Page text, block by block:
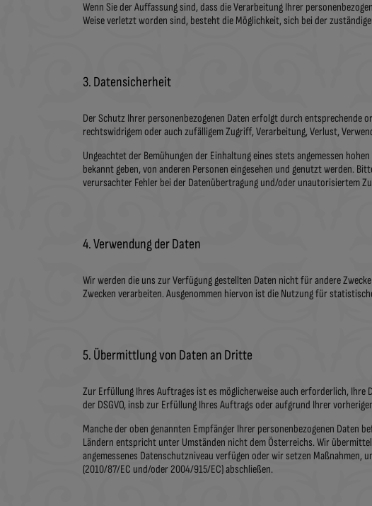
Wenn Sie der Auffassung sind, dass die Verarbeitung Ihrer
Weise verletzt worden sind, besteht die Möglichkeit, sich bei der
3. Datensicherheit
Der Schutz Ihrer personenbezogenen Daten erfolgt durch entsprechende
rechtswidrigem oder auch zufälligem Zugriff, Verarbeitung, Verlust,
Ungeachtet der Bemühungen der Einhaltung eines stets angemessen
bekannt geben, von anderen Personen eingesehen und genutzt werden.
verursachter Fehler bei der Datenübertragung und/oder unautorisiertem
4. Verwendung der Daten
Wir werden die uns zur Verfügung gestellten Daten nicht für andere
Zwecken verarbeiten. Ausgenommen hiervon ist die Nutzung für
5. Übermittlung von Daten an Dritte
Zur Erfüllung Ihres Auftrages ist es möglicherweise auch erforderlich,
der DSGVO, insb zur Erfüllung Ihres Auftrags oder aufgrund Ihrer
Manche der oben genannten Empfänger Ihrer personenbezogenen Daten
Ländern entspricht unter Umständen nicht dem Österreichs. Wir
angemessenes Datenschutzniveau verfügen oder wir setzen Maßnahmen,
(2010/87/EC und/oder 2004/915/EC) abschließen.